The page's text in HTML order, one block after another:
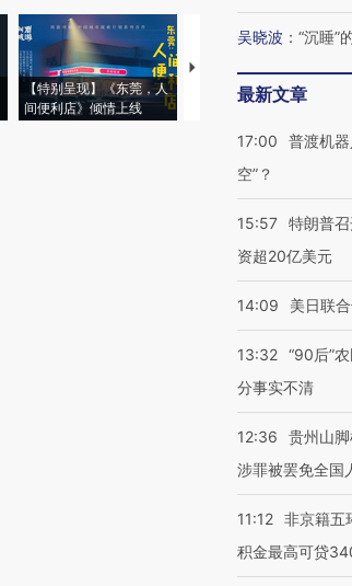
【特别呈现】《东莞，人
间便利店》倾情上线
【推广】走进第四届链博
会，让数智科技“链”接产
吴晓波 ： “沉睡”
最新文章
17:00
普渡机器
空”？
15:57 特朗普
资超20亿美元
14:09 美日联
13:32 “90后”
分事实不清
12:36
贵州山
涉罪被罢免全国
11:12 非京籍五
积金最高可贷